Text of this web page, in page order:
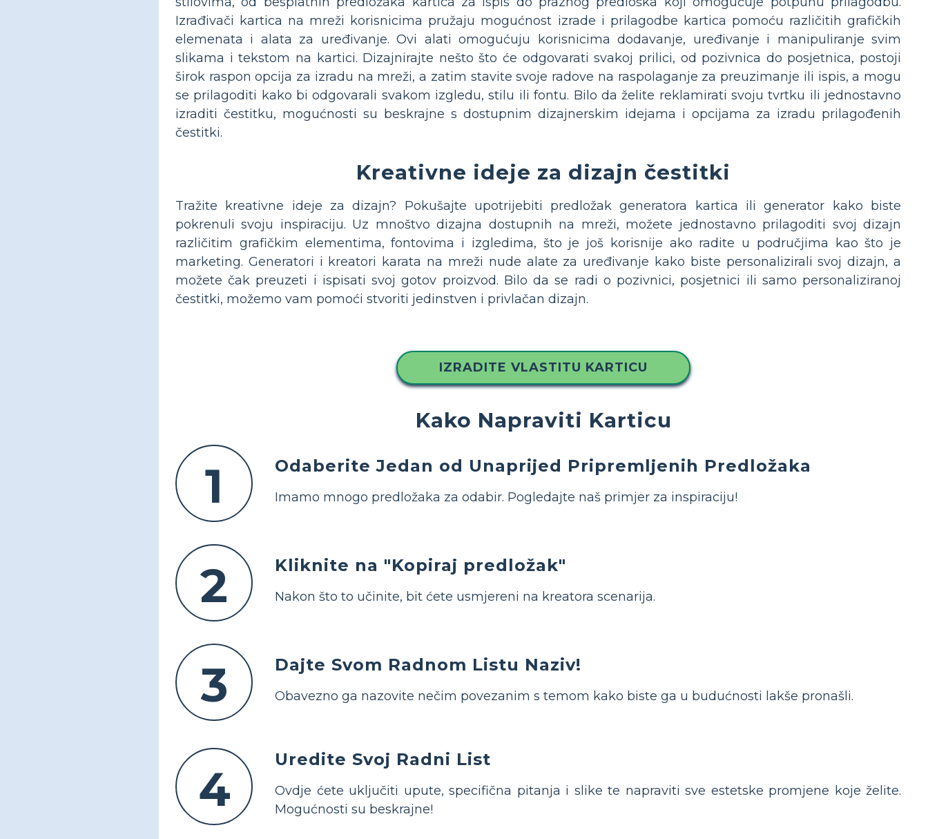
Izrađivači kartica na mreži korisnicima pružaju mogućnost izrade i prilagodbe kartica pomoću različitih grafičkih
elemenata i alata za uređivanje. Ovi alati omogućuju korisnicima dodavanje, uređivanje i manipuliranje svim
slikama i tekstom na kartici. Dizajnirajte nešto što će odgovarati svakoj prilici, od pozivnica do posjetnica, postoji
širok raspon opcija za izradu na mreži, a zatim stavite svoje radove na raspolaganje za preuzimanje ili ispis, a mogu
se prilagoditi kako bi odgovarali svakom izgledu, stilu ili fontu. Bilo da želite reklamirati svoju tvrtku ili jednostavno
izraditi čestitku, mogućnosti su beskrajne s dostupnim dizajnerskim idejama i opcijama za izradu prilagođenih
čestitki.
Kreativne ideje za dizajn čestitki
Tražite kreativne ideje za dizajn? Pokušajte upotrijebiti predložak generatora kartica ili generator kako biste
pokrenuli svoju inspiraciju. Uz mnoštvo dizajna dostupnih na mreži, možete jednostavno prilagoditi svoj dizajn
različitim grafičkim elementima, fontovima i izgledima, što je još korisnije ako radite u područjima kao što je
marketing. Generatori i kreatori karata na mreži nude alate za uređivanje kako biste personalizirali svoj dizajn, a
možete čak preuzeti i ispisati svoj gotov proizvod. Bilo da se radi o pozivnici, posjetnici ili samo personaliziranoj
čestitki, možemo vam pomoći stvoriti jedinstven i privlačan dizajn.
IZRADITE VLASTITU KARTICU
Kako Napraviti Karticu
1 Odaberite Jedan od Unaprijed Pripremljenih Predložaka
Imamo mnogo predložaka za odabir. Pogledajte naš primjer za inspiraciju!
2 Kliknite na "Kopiraj predložak"
Nakon što to učinite, bit ćete usmjereni na kreatora scenarija.
3 Dajte Svom Radnom Listu Naziv!
Obavezno ga nazovite nečim povezanim s temom kako biste ga u budućnosti lakše pronašli.
4
Uredite Svoj Radni List
Ovdje ćete uključiti upute, specifična pitanja i slike te napraviti sve estetske promjene koje želite.
Mogućnosti su beskrajne!